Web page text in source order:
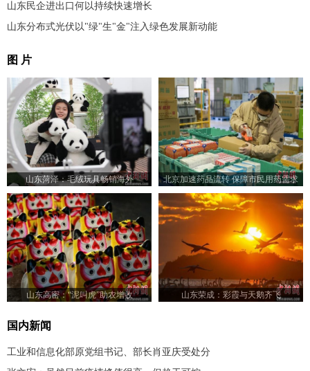
山东民企进出口何以持续快速增长
山东分布式光伏以"绿"生"金"注入绿色发展新动能
图 片
山东菏泽：毛绒玩具畅销海外 北京加速药品流转 保障市民用药需求
山东高密：“泥叫虎”助农增收 山东荣成：彩霞与天鹅齐飞
国内新闻
工业和信息化部原党组书记、部长肖亚庆受处分